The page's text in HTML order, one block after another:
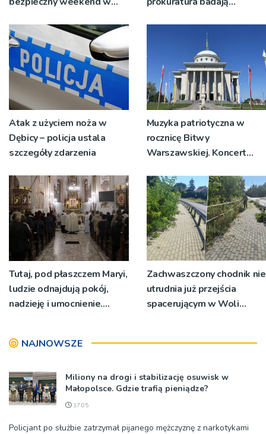
Atak z użyciem noża w
Dębicy – policja ustala
szczegóły zdarzenia
Muzyka patriotyczna w
rocznicę Bitwy
Warszawskiej. Koncert
Tutaj, pod płaszczem Maryi,
ludzie odnajdują pokój,
nadzieję i umocnienie.
Zachwaszczony chodnik nie
utrudnia już przejścia
spacerującym w Woli
NAJNOWSZE
Miliony na drogi i stabilizację osuwisk w
Małopolsce. Gdzie trafią pieniądze?
17:05
Policjant po służbie zatrzymał pijanego mężczyznę z narkotykami